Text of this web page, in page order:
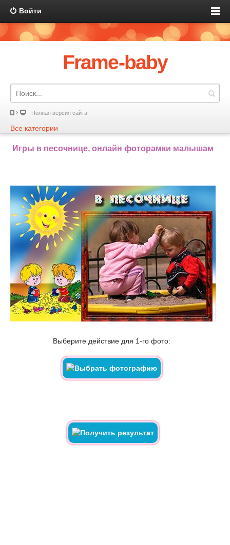
Войти
Frame-baby
Полная версия сайта
Все категории
Игры в песочнице, онлайн фоторамки малышам
Выберите действие для 1-го фото: